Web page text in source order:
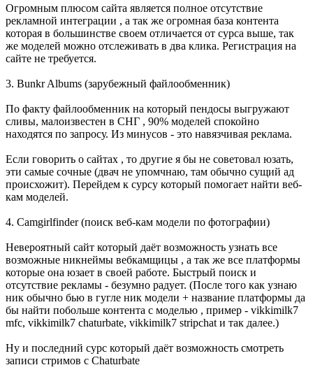
Огромным плюсом сайта является полное отсутствие
рекламной интеграции , а так же огромная база контента
которая в большинстве своем отличается от сурса выше, так
же моделей можно отслеживать в два клика. Регистрация на
сайте не требуется.
3. Bunkr Albums (зарубежный файлообменник)
По факту файлообменник на который пендосы выгружают
сливы, малоизвестен в СНГ , 90% моделей спокойно
находятся по запросу. Из минусов - это навязчивая реклама.
Если говорить о сайтах , то другие я бы не советовал юзать,
эти самые сочные (двач не упомчнаю, там обычно сущий ад
происхожит). Перейдем к сурсу который помогает найти веб-
кам моделей.
4. Сamgirlfinder (поиск веб-кам модели по фотографии)
Невероятный сайт который даёт возможность узнать все
возможные никнеймы вебкамщицы , а так же все платформы
которые она юзает в своей работе. Быстрый поиск и
отсутствие рекламы - безумно радует. (После того как узнаю
ник обычно бью в гугле ник модели + название платформы да
бы найти побольше контента с моделью , пример - vikkimilk7
mfc, vikkimilk7 chaturbate, vikkimilk7 stripchat и так далее.)
Ну и последний сурс который даёт возможность смотреть
записи стримов с Chaturbate